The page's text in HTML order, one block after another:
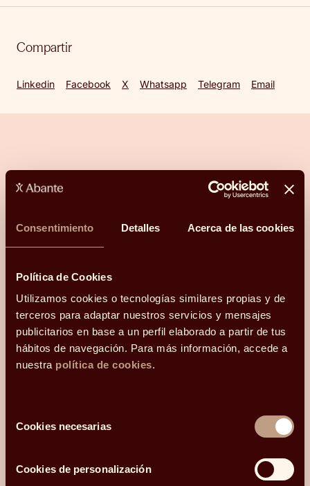
Consentimiento Detalles Acerca de las cookies
Política de Cookies
Utilizamos cookies o tecnologías similares propias y de
terceros para adaptar nuestros servicios y mensajes
publicitarios en base a un perfil elaborado a partir de tus
hábitos de navegación. Para más información, accede a
nuestra política de cookies.
deCookies necesarias
Cookies de personalización
Compartir
Linkedin Facebook X Whatsapp Telegram Email
¿Hablamos?
claridad.
es
.Podéis
contactarme en el teléfono
Mi código postal es
y os he conocido
He leído y acepto laPolítica de privacidad y Cookies *.